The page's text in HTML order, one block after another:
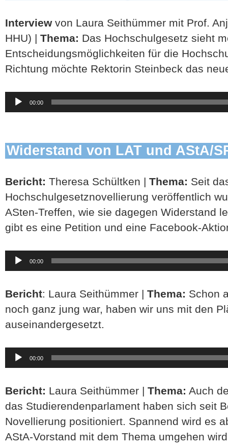
Interviewvon Laura Seithümmer mit Prof.
HHU) | Thema: Das Hochschulgesetz sieht
Entscheidungsmöglichkeiten für die
Richtung möchte Rektorin Steinbeck das
Audio-
Player
00:00
Widerstand von LAT und AStA/
Bericht: Theresa Schültken | Thema: Seit
Hochschulgesetznovellierung veröffentlich
ASten-Treffen, wie sie dagegen Widerstand
gibt es eine Petition und eine Facebook-
Audio-
Player
00:00
Bericht: Laura Seithümmer | Thema: Schon
noch ganz jung war, haben wir uns mit den
auseinandergesetzt.
Audio-
Player
00:00
Bericht: Laura Seithümmer | Thema: Auch
das Studierendenparlament haben sich seit
Novellierung positioniert. Spannend wird es
AStA-Vorstand mit dem Thema umgehen